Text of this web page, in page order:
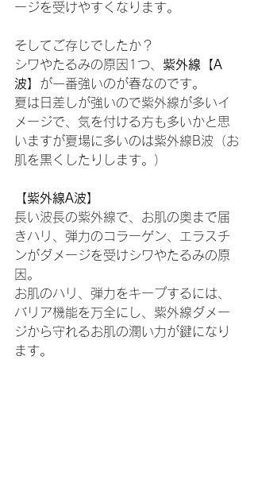
ージを受けやすくなります。
そしてご存じでしたか？
シワやたるみの原因1つ、 紫外線【A
波】 が一番強いのが春なのです。
夏は日差しが強いので紫外線が多いイ
メージで、気を付ける方も多いかと思
いますが夏場に多いのは紫外線B波（お
肌を黒くしたりします。）
【紫外線A波】
長い波長の紫外線で、お肌の奥まで届
きハリ、弾力のコラーゲン、エラスチ
ンがダメージを受けシワやたるみの原
因。
お肌のハリ、弾力をキープするには、
バリア機能を万全にし、紫外線ダメー
ジから守れるお肌の潤い力が鍵になり
ます。